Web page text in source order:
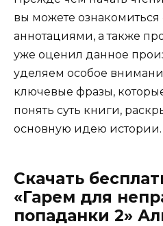
вы можете
аннотациями, а также
уже оценил данное
уделяем особое
ключевые фразы,
понять суть книги,
основную идею истории.
Скачать
«Гарем для
попаданки 2»